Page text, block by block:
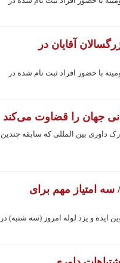
آقایان در
با حضور افراد ثبت نام شده در
جهان را قضاوت می‌کند
بین المللی که سابقه چندین
سه امتیاز مهم برای
ایذه و یزد لوله امروز (سه شنبه) در